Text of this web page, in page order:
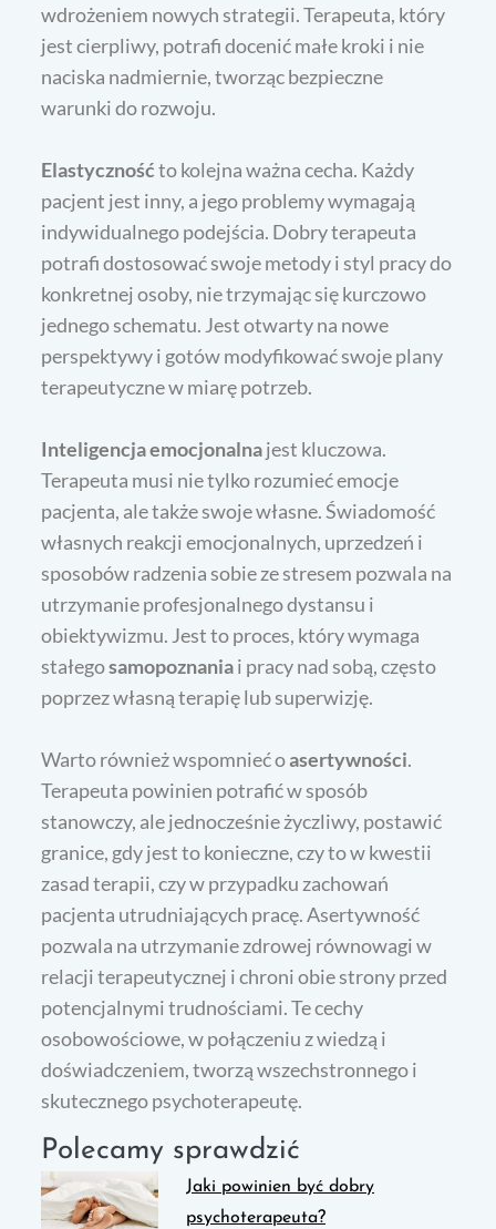
wdrożeniem nowych strategii. Terapeuta, który
jest cierpliwy, potrafi docenić małe kroki i nie
naciska nadmiernie, tworząc bezpieczne
warunki do rozwoju.
Elastycznośćto kolejna ważna cecha. Każdy
pacjent jest inny, a jego problemy wymagają
indywidualnego podejścia. Dobry terapeuta
potrafi dostosować swoje metody i styl pracy do
konkretnej osoby, nie trzymając się kurczowo
jednego schematu. Jest otwarty na nowe
perspektywy i gotów modyfikować swoje plany
terapeutyczne w miarę potrzeb.
Inteligencja emocjonalnajest kluczowa.
Terapeuta musi nie tylko rozumieć emocje
pacjenta, ale także swoje własne. Świadomość
własnych reakcji emocjonalnych, uprzedzeń i
sposobów radzenia sobie ze stresem pozwala na
utrzymanie profesjonalnego dystansu i
obiektywizmu. Jest to proces, który wymaga
stałegosamopoznaniai pracy nad sobą, często
poprzez własną terapię lub superwizję.
Warto również wspomnieć oasertywności.
Terapeuta powinien potrafić w sposób
stanowczy, ale jednocześnie życzliwy, postawić
granice, gdy jest to konieczne, czy to w kwestii
zasad terapii, czy w przypadku zachowań
pacjenta utrudniających pracę. Asertywność
pozwala na utrzymanie zdrowej równowagi w
relacji terapeutycznej i chroni obie strony przed
potencjalnymi trudnościami. Te cechy
osobowościowe, w połączeniu z wiedzą i
doświadczeniem, tworzą wszechstronnego i
skutecznego psychoterapeutę.
Polecamy sprawdzić
Jaki powinien być dobry
psychoterapeuta?